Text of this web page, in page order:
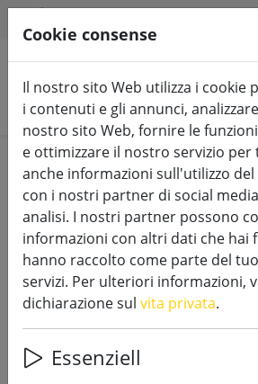
Cerca prodotti
Home Candele a LED Avorio
SmartCandle LED
cera 8x13 cm avorio
liscio
Cookie consense
Il nostro sito Web utilizza i cookie
i contenuti e gli annunci,
nostro sito Web, fornire le
e ottimizzare il nostro servizio per
anche informazioni sull'utilizzo
con i nostri partner di social
analisi. I nostri partner possono
informazioni con altri dati che hai
hanno raccolto come parte del
servizi. Per ulteriori informazioni,
dichiarazione sul vita privata.
Essenziell